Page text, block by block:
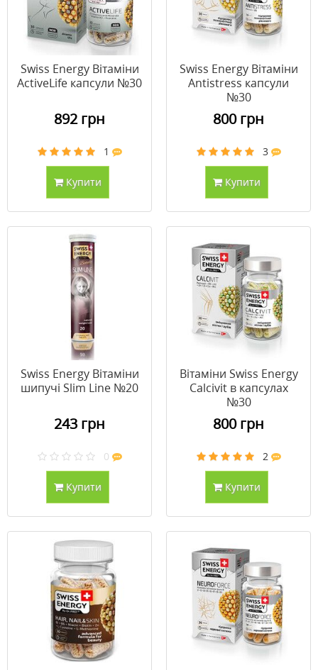
Swiss Energy Вітаміни
ActiveLife капсули №30
892 грн
1
Купити
Swiss Energy Вітаміни
Antistress капсули
№30
800 грн
3
Купити
Swiss Energy Вітаміни
шипучі Slim Line №20
243 грн
0
Купити
Вітаміни Swiss Energy
Calcivit в капсулах
№30
800 грн
2
Купити